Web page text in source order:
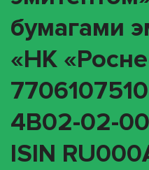
бумагами
«НК
4B02-02-
ISIN